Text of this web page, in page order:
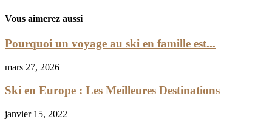
Vous aimerez aussi
Pourquoi un voyage au ski en famille est...
mars 27, 2026
Ski en Europe : Les Meilleures Destinations
janvier 15, 2022